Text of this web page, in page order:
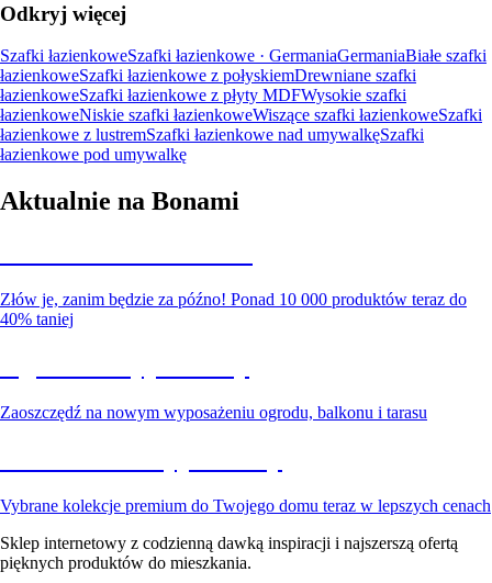
Odkryj więcej
Szafki łazienkoweSzafki łazienkowe · GermaniaGermaniaBiałe szafki
łazienkoweSzafki łazienkowe z połyskiemDrewniane szafki
łazienkoweSzafki łazienkowe z płyty MDFWysokie szafki
łazienkoweNiskie szafki łazienkoweWiszące szafki łazienkoweSzafki
łazienkowe z lustremSzafki łazienkowe nad umywalkęSzafki
łazienkowe pod umywalkę
Aktualnie na Bonami
Złów je, zanim będzie za późno! Ponad 10 000 produktów teraz do
40% taniej
Zaoszczędź na nowym wyposażeniu ogrodu, balkonu i tarasu
Vybrane kolekcje premium do Twojego domu teraz w lepszych cenach
Sklep internetowy z codzienną dawką inspiracji i najszerszą ofertą
pięknych produktów do mieszkania.